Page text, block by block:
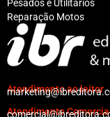
Pesados e Utilitários
Reparação Motos
Atendimento ao leitor
Atendimento